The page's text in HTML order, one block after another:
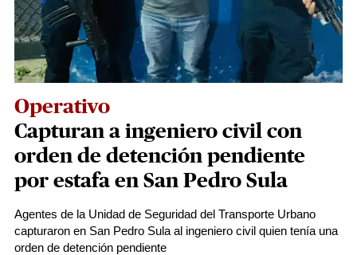
Operativo
Capturan a ingeniero civil con
orden de detención pendiente
por estafa en San Pedro Sula
Agentes de la Unidad de Seguridad del Transporte Urbano
capturaron en San Pedro Sula al ingeniero civil quien tenía una
orden de detención pendiente